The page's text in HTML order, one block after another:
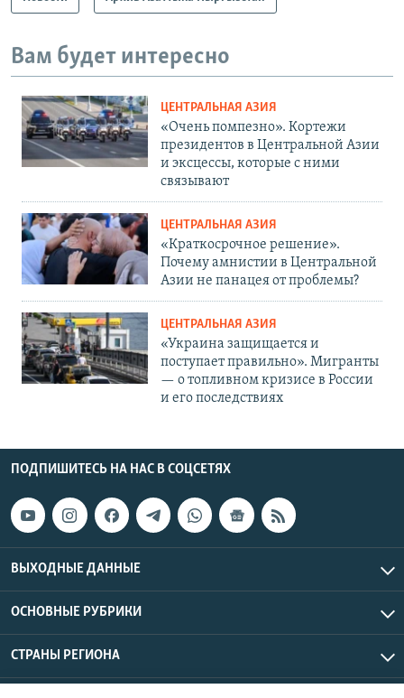
Вам будет интересно
ЦЕНТРАЛЬНАЯ АЗИЯ
«Очень помпезно». Кортежи
президентов в Центральной Азии
и эксцессы, которые с ними
связывают
ЦЕНТРАЛЬНАЯ АЗИЯ
«Краткосрочное решение».
Почему амнистии в Центральной
Азии не панацея от проблемы?
ЦЕНТРАЛЬНАЯ АЗИЯ
«Украина защищается и
поступает правильно». Мигранты
— о топливном кризисе в России
и его последствиях
ПОДПИШИТЕСЬ НА НАС В СОЦСЕТЯХ
ВЫХОДНЫЕ ДАННЫЕ
ОСНОВНЫЕ РУБРИКИ
СТРАНЫ РЕГИОНА